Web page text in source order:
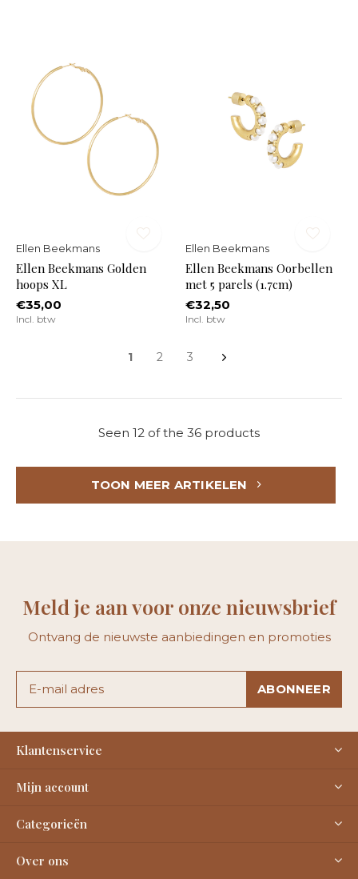
Ellen Beekmans
Ellen Beekmans Golden
hoops XL
€35,00
Incl. btw
Ellen Beekmans
Ellen Beekmans Oorbellen
met 5 parels (1.7cm)
€32,50
Incl. btw
1 2 3
Seen 12 of the 36 products
TOON MEER ARTIKELEN
Meld je aan voor onze nieuwsbrief
Ontvang de nieuwste aanbiedingen en promoties
ABONNEER
Klantenservice
Mijn account
Categorieën
Over ons